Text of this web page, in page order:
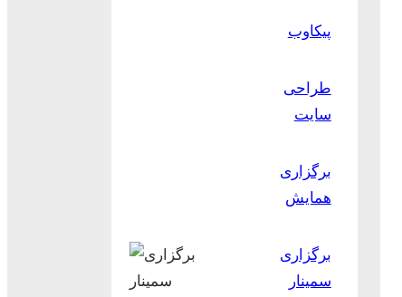
پیکاوب
طراحی
سایت
برگزاری
همایش
برگزاری
سمینار